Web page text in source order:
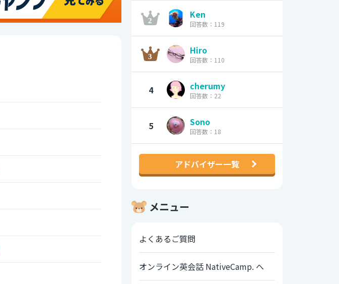
Ken
回答数：119
Hiro
回答数：110
4 cherumy
回答数：22
5 Sono
回答数：18
アドバイザー一覧
メニュー
よくあるご質問
オンライン英会話 NativeCamp. へ